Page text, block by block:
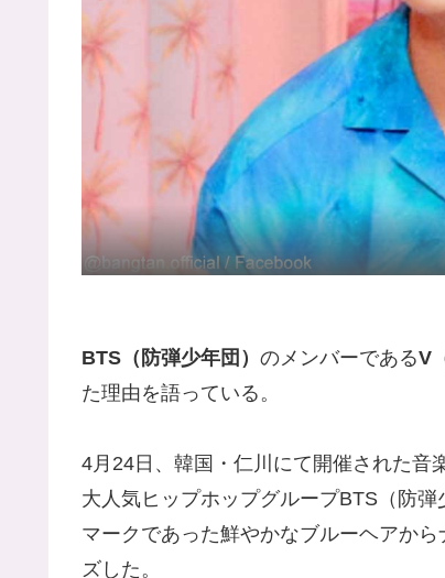
BTS（防弾少年団） のメンバーであるV
た理由を語っている。
4月24日、韓国・仁川にて開催された音
大人気ヒップホップグループBTS（防
マークであった鮮やかなブルーヘアか
ズした。